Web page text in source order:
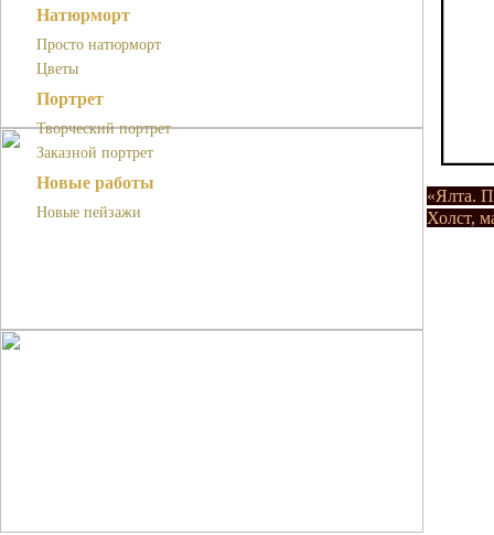
Натюрморт
Просто натюрморт
Цветы
Портрет
Творческий портрет
Заказной портрет
Новые работы
Новые пейзажи
«Ялта.
Холст,